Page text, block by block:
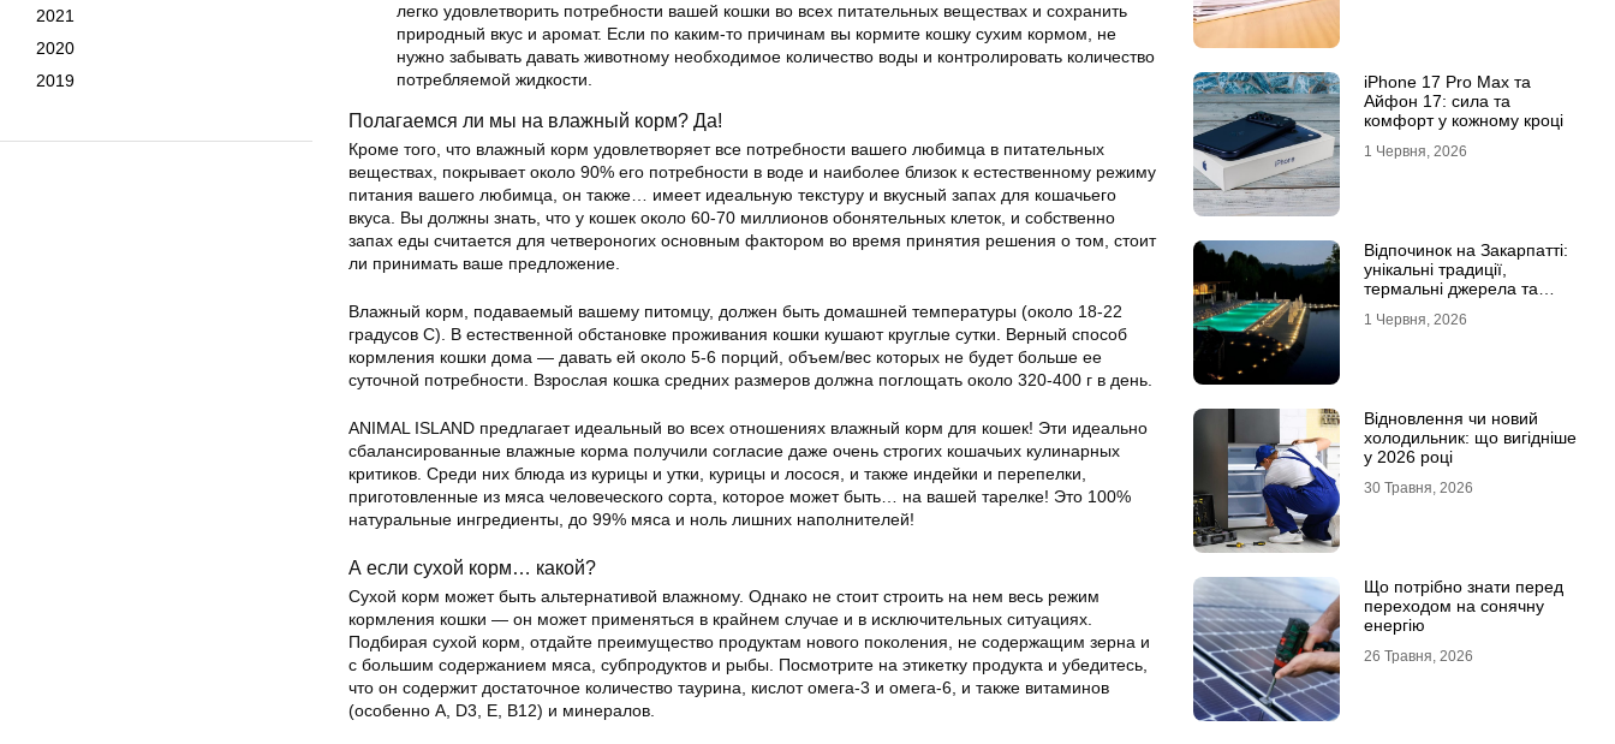
2021
2020
2019
легко удовлетворить потребности вашей кошки во всех питательных веществах и сохранить
природный вкус и аромат. Если по каким-то причинам вы кормите кошку сухим кормом, не
нужно забывать давать животному необходимое количество воды и контролировать количество
потребляемой жидкости.
Полагаемся ли мы на влажный корм? Да!
Кроме того, что влажный корм удовлетворяет все потребности вашего любимца в питательных
веществах, покрывает около 90% его потребности в воде и наиболее близок к естественному режиму
питания вашего любимца, он также… имеет идеальную текстуру и вкусный запах для кошачьего
вкуса. Вы должны знать, что у кошек около 60-70 миллионов обонятельных клеток, и собственно
запах еды считается для четвероногих основным фактором во время принятия решения о том, стоит
ли принимать ваше предложение.
Влажный корм, подаваемый вашему питомцу, должен быть домашней температуры (около 18-22
градусов C). В естественной обстановке проживания кошки кушают круглые сутки. Верный способ
кормления кошки дома — давать ей около 5-6 порций, объем/вес которых не будет больше ее
суточной потребности. Взрослая кошка средних размеров должна поглощать около 320-400 г в день.
ANIMAL ISLAND предлагает идеальный во всех отношениях влажный корм для кошек! Эти идеально
сбалансированные влажные корма получили согласие даже очень строгих кошачьих кулинарных
критиков. Среди них блюда из курицы и утки, курицы и лосося, и также индейки и перепелки,
приготовленные из мяса человеческого сорта, которое может быть… на вашей тарелке! Это 100%
натуральные ингредиенты, до 99% мяса и ноль лишних наполнителей!
А если сухой корм… какой?
Сухой корм может быть альтернативой влажному. Однако не стоит строить на нем весь режим
кормления кошки — он может применяться в крайнем случае и в исключительных ситуациях.
Подбирая сухой корм, отдайте преимущество продуктам нового поколения, не содержащим зерна и
с большим содержанием мяса, субпродуктов и рыбы. Посмотрите на этикетку продукта и убедитесь,
что он содержит достаточное количество таурина, кислот омега-3 и омега-6, и также витаминов
(особенно A, D3, E, B12) и минералов.
iPhone 17 Pro Max та
Айфон 17: сила та
комфорт у кожному кроці
1 Червня, 2026
Відпочинок на Закарпатті:
унікальні традиції,
термальні джерела та
1 Червня, 2026
Відновлення чи новий
холодильник: що вигідніше
у 2026 році
30 Травня, 2026
Що потрібно знати перед
переходом на сонячну
енергію
26 Травня, 2026